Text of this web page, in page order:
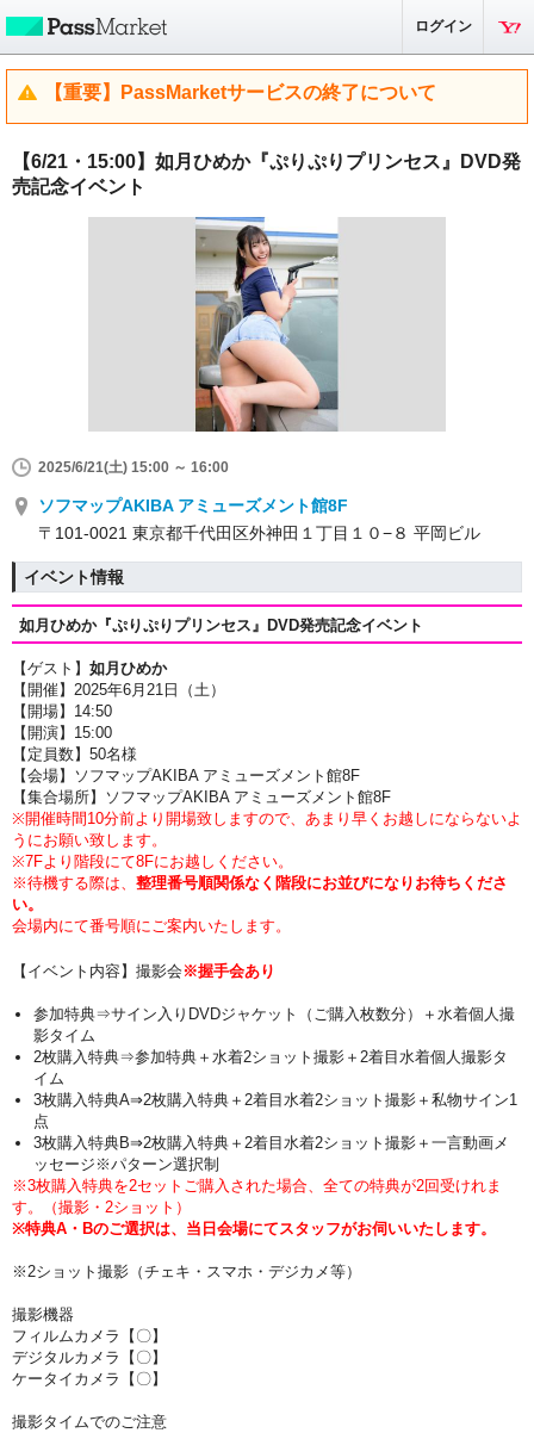
ログイン
【重要】PassMarketサービスの終了について
【6/21・15:00】如月ひめか『ぷりぷりプリンセス』DVD発
売記念イベント
2025/6/21(土) 15:00 ～ 16:00
ソフマップAKIBA アミューズメント館8F
〒101-0021 東京都千代田区外神田１丁目１０−８ 平岡ビル
イベント情報
如月ひめか『ぷりぷりプリンセス』 DVD発売記念イベント
【ゲスト】 如月ひめか
【開催】2025年6月21日（土）
【開場】14:50
【開演】15:00
【定員数】50名様
【会場】ソフマップAKIBA アミューズメント館8F
【集合場所】ソフマップAKIBA アミューズメント館8F
※開催時間10分前より開場致しますので、あまり早くお越しにならないよ
うにお願い致します。
※7Fより階段にて8Fにお越しください。
※待機する際は、 整理番号順関係なく階段にお並びになりお待ちくださ
い。
会場内にて番号順にご案内いたします。
【イベント内容】撮影会 ※握手会あり
参加特典⇒サイン入りDVDジャケット（ご購入枚数分）＋ 水着個人撮
影タイム
2枚購入特典⇒参加特典 ＋水着2ショット撮影＋2着目水着個人撮影タ
イム
3枚購入特典A⇒2枚購入特典＋2着目水着2ショット撮影＋私物サイン1
点
3枚購入特典B⇒2枚購入特典＋2着目水着2ショット撮影＋一言動画メ
ッセージ※パターン選択制
※3枚購入特典を2セットご購入された場合、全ての特典が2回受けれま
す。（撮影・2ショット）
※特典A・Bのご選択は、当日会場にてスタッフがお伺いいたします。
※2ショット撮影（チェキ・スマホ・デジカメ等）
撮影機器
フィルムカメラ【〇】
デジタルカメラ【〇】
ケータイカメラ【〇】
撮影タイムでのご注意